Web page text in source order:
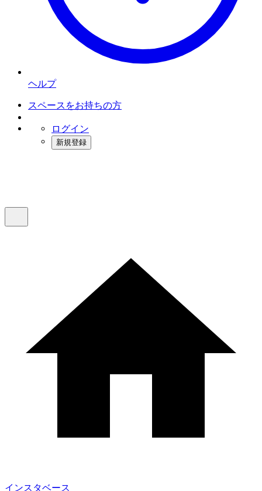
ヘルプ
スペースをお持ちの方
ログイン
新規登録
インスタベース